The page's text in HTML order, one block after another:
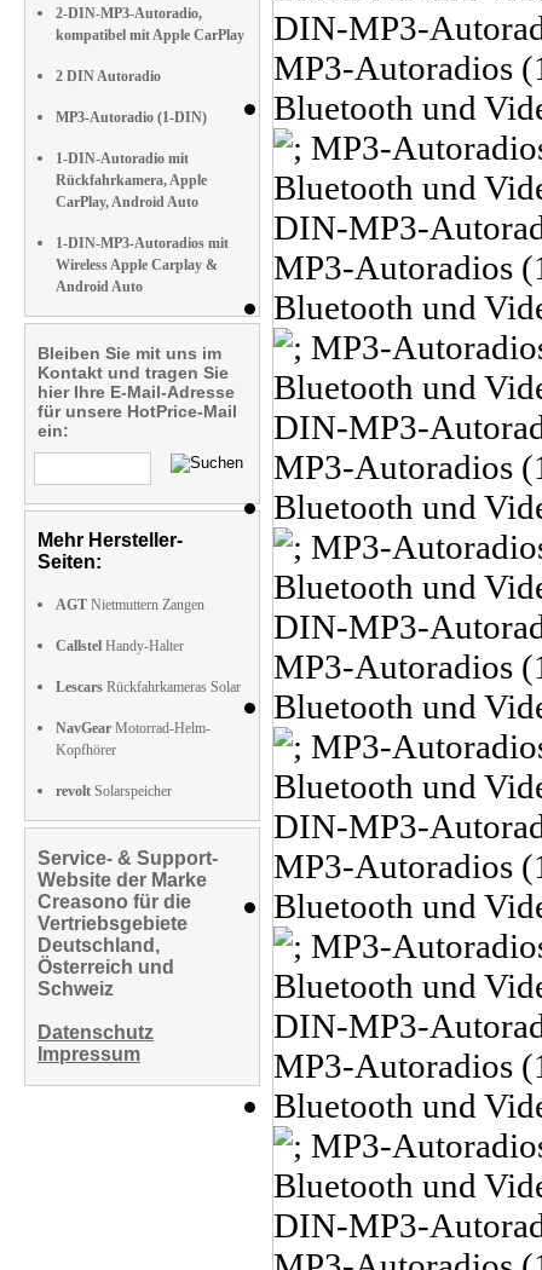
2-DIN-MP3-Autoradio,
kompatibel mit Apple CarPlay
2 DIN Autoradio
MP3-Autoradio (1-DIN)
1-DIN-Autoradio mit
Rückfahrkamera, Apple
CarPlay, Android Auto
1-DIN-MP3-Autoradios mit
Wireless Apple Carplay &
Android Auto
Bleiben Sie mit uns im
Kontakt und tragen Sie
hier Ihre E-Mail-Adresse
für unsere HotPrice-Mail
ein:
Mehr Hersteller-
Seiten:
AGT Nietmuttern Zangen
Callstel Handy-Halter
Lescars Rückfahrkameras Solar
NavGear Motorrad-Helm-
Kopfhörer
revolt Solarspeicher
Service- & Support-
Website der Marke
Creasono für die
Vertriebsgebiete
Deutschland,
Österreich und
Schweiz
Datenschutz
Impressum